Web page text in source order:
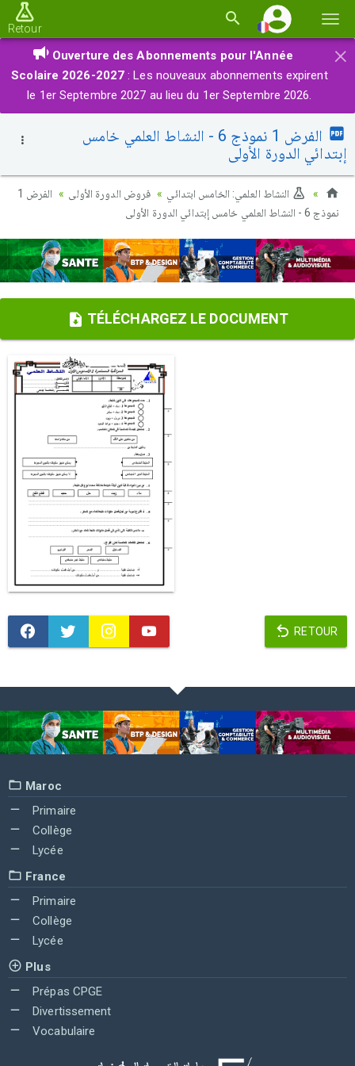
la
Retour
×
Ouverture des Abonnements pour l'Année
Scolaire 2026-2027 : Les nouveaux abonnements expirent
le 1er Septembre 2027 au lieu du 1er Septembre 2026.
الفرض 1 نموذج 6 - النشاط العلمي خامس
إبتدائي الدورة الأولى
النشاط العلمي: الخامس ابتدائي فروض الدورة الأولى
الفرض 1
نموذج 6 - النشاط العلمي خامس إبتدائي الدورة الأولى
TÉLÉCHARGEZ LE DOCUMENT
RETOUR
Maroc
Primaire
Collège
Lycée
France
Primaire
Collège
Lycée
Plus
Prépas CPGE
Divertissement
Vocabulaire